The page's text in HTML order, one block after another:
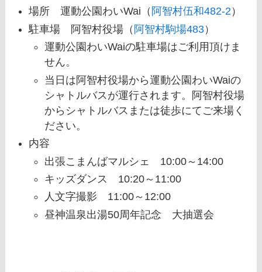
場所 運動公園わいWai（ 阿智村伍和482-2）
駐車場 阿智村役場（ 阿智村駒場483）
運動公園わいWaiの駐車場はご利用頂けま
せん。
当日は阿智村役場から運動公園わいWaiの
シャトルバスが運行されます。阿智村役場
からシャトルバスまたは徒歩にてご来場く
ださい。
内容
出張こまんばマルシェ 10:00～14:00
キッズダンス 10:20～11:00
人文字撮影 11:00～12:00
昼神温泉出湯50周年記念 大抽選会